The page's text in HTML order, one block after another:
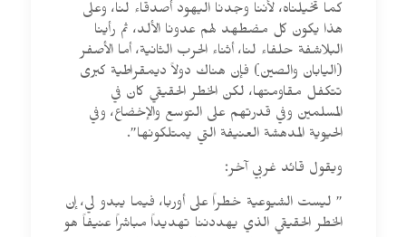
كما تخيلناه، لأننا وجدنا اليهود أصدقاء لنا، وعلى
هذا يكون كل مضطهد لهم عدونا الألد، ثم رأينا
البلاشفة حلفاء لنا، أثناء الحرب الثانية، أما الأصفر
(اليابان والصين) فإن هناك دولاً ديمقراطية كبرى
تتكفل مقاومتها، لكن الخطر الحقيقي كان في
المسلمين وفي قدرتهم على التوسع والإخضاع، وفي
الحيوية المدهشة العنيفة التي يمتلكونها”.
ويقول قائد غربي آخر:
” ليست الشيوعية خطراً على أوربا، فيما يبدو لي، إن
الخطر الحقيقي الذي يهددننا تهديداً مباشراً عنيفاً هو